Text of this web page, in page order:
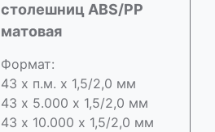
столешниц ABS/РР
матовая
Формат:
43 х п.м. х 1,5/2,0 мм
43 х 5.000 х 1,5/2,0 мм
43 х 10.000 х 1,5/2,0 мм